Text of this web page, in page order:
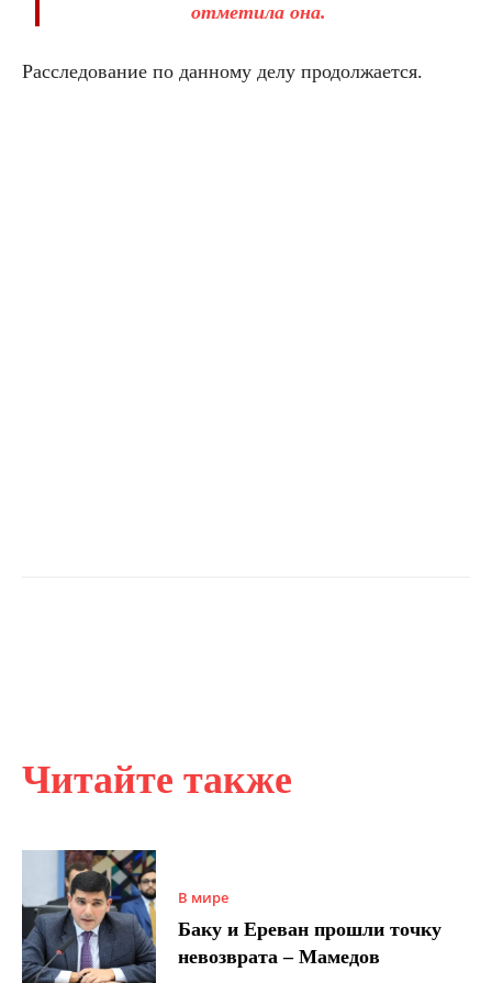
Читайте также
В мире
Баку и Ереван прошли точку
невозврата – Мамедов
отметила она.
Расследование по данному делу продолжается.